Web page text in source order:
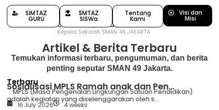
Siswanto, S.Pd
Kepala Sekolah SMAN 49 JAKARTA
SIMTAZ
GURU
SMTAZ
SISWa
Tentang
Kami
Visi dan
Misi
Artikel & Berita Terbaru
Temukan informasi terbaru, pengumuman, dan berita
penting seputar SMAN 49 Jakarta.
Terbaru
Sosialisasi MPLS Ramah anak dan Pen...
MPLS (Masa Pengenalan Lingkungan Satuan Pendidikan)
adalah kegiatan yang diselenggarakan oleh s...
16 July 2026 4 weeks